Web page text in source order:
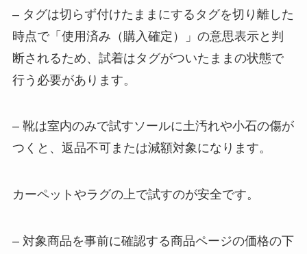
– タグは切らず付けたままにするタグを切り離した
時点で「使用済み（購入確定）」の意思表示と判
断されるため、試着はタグがついたままの状態で
行う必要があります。
– 靴は室内のみで試すソールに土汚れや小石の傷が
つくと、返品不可または減額対象になります。
カーペットやラグの上で試すのが安全です。
– 対象商品を事前に確認する商品ページの価格の下